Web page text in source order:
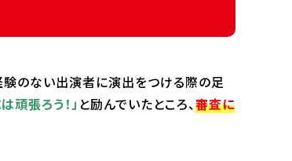
験のない出演者に演出をつける際の足
頑張ろう！」 と励んでいたところ、審査に